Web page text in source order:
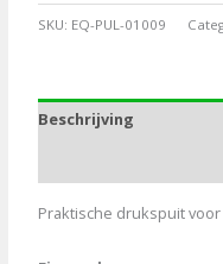
SKU: EQ-PUL-01009
Beschrijving
Praktische drukspuit